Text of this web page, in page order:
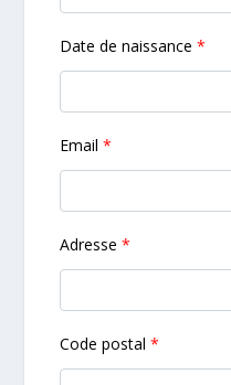
Date de naissance *
Email *
Adresse *
Code postal *